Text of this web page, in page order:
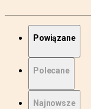
Powiązane
Polecane
Najnowsze